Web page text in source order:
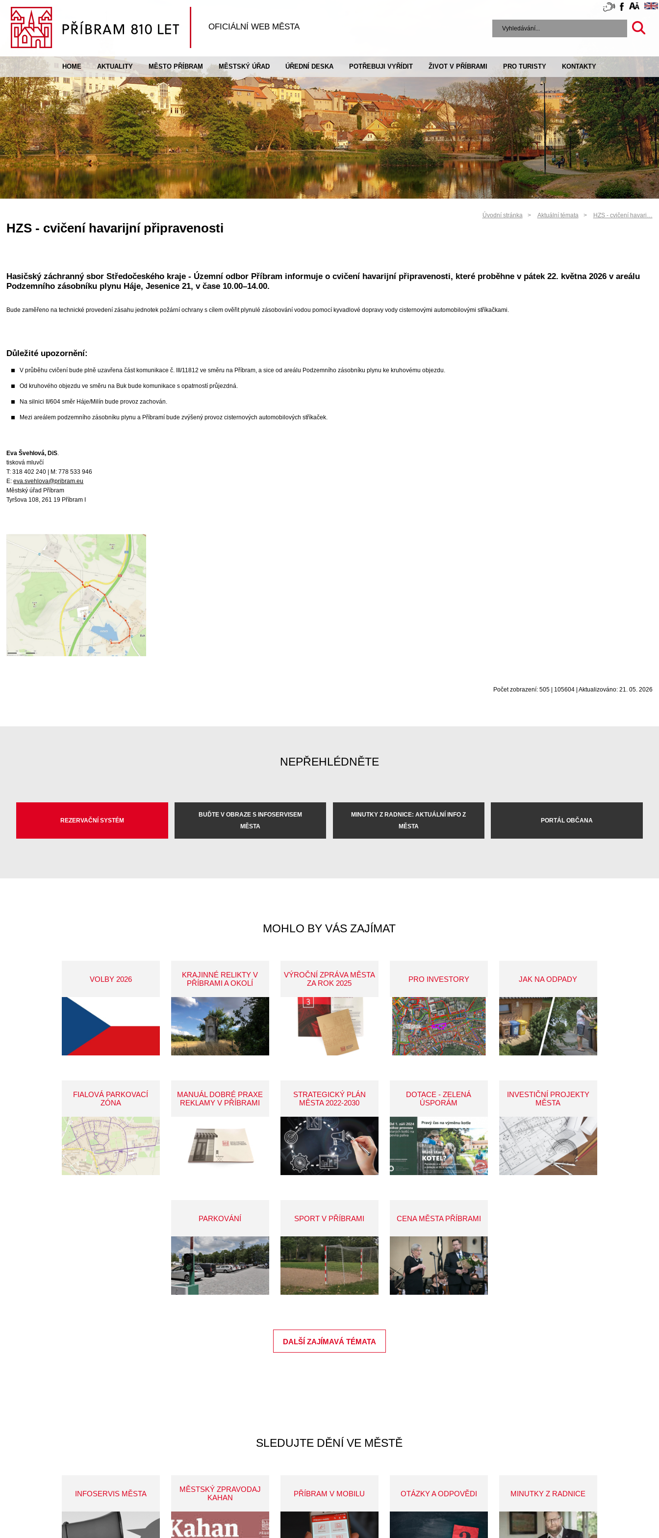
OFICIÁLNÍ WEB MĚSTA
HOME AKTUALITY MĚSTO PŘÍBRAM MĚSTSKÝ ÚŘAD ÚŘEDNÍ DESKA POTŘEBUJI VYŘÍDIT ŽIVOT V PŘÍBRAMI PRO TURISTY KONTAKTY
Úvodní stránka Aktuální témata HZS - cvičení havari…
HZS - cvičení havarijní připravenosti
Hasičský záchranný sbor Středočeského kraje - Územní odbor Příbram informuje o cvičení havarijní připravenosti, které proběhne v pátek 22. května 2026 v areálu
Podzemního zásobníku plynu Háje, Jesenice 21, v čase 10.00–14.00.
Bude zaměřeno na technické provedení zásahu jednotek požární ochrany s cílem ověřit plynulé zásobování vodou pomocí kyvadlové dopravy vody cisternovými automobilovými stříkačkami.
Důležité upozornění:
V průběhu cvičení bude plně uzavřena část komunikace č. III/11812 ve směru na Příbram, a sice od areálu Podzemního zásobníku plynu ke kruhovému objezdu.
Od kruhového objezdu ve směru na Buk bude komunikace s opatrností průjezdná.
Na silnici II/604 směr Háje/Milín bude provoz zachován.
Mezi areálem podzemního zásobníku plynu a Příbramí bude zvýšený provoz cisternových automobilových stříkaček.
Eva Švehlová, DiS.
tisková mluvčí
T: 318 402 240 | M: 778 533 946
E:eva.svehlova@pribram.eu
Městský úřad Příbram
Tyršova 108, 261 19 Příbram I
Počet zobrazení: 505 | 105604 | Aktualizováno: 21. 05. 2026
NEPŘEHLÉDNĚTE
REZERVAČNÍ SYSTÉM
BUĎTE V OBRAZE S INFOSERVISEM
MĚSTA
MINUTKY Z RADNICE: AKTUÁLNÍ INFO Z
MĚSTA
PORTÁL OBČANA
MOHLO BY VÁS ZAJÍMAT
VOLBY 2026
KRAJINNÉ RELIKTY V
PŘÍBRAMI A OKOLÍ
VÝROČNÍ ZPRÁVA MĚSTA
ZA ROK 2025
PRO INVESTORY JAK NA ODPADY
FIALOVÁ PARKOVACÍ
ZÓNA
MANUÁL DOBRÉ PRAXE
REKLAMY V PŘÍBRAMI
STRATEGICKÝ PLÁN
MĚSTA 2022-2030
DOTACE - ZELENÁ
ÚSPORÁM
INVESTIČNÍ PROJEKTY
MĚSTA
PARKOVÁNÍ SPORT V PŘÍBRAMI CENA MĚSTA PŘÍBRAMI
DALŠÍ ZAJÍMAVÁ TÉMATA
SLEDUJTE DĚNÍ VE MĚSTĚ
INFOSERVIS MĚSTA
MĚSTSKÝ ZPRAVODAJ
KAHAN
PŘÍBRAM V MOBILU OTÁZKY A ODPOVĚDI MINUTKY Z RADNICE